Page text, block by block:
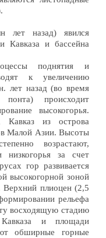
назад) явился
Кавказа и бассейна
поднятия и
к увеличению
назад (во время
происходит
высокогорья.
Кавказ из острова
Малой Азии. Высоты
возрастают,
низкогорья за счет
гор развивается
высокогорной зоной
Верхний плиоцен (2,5
рельефа
восходящую стадию
Кавказа и площади
обширные горные